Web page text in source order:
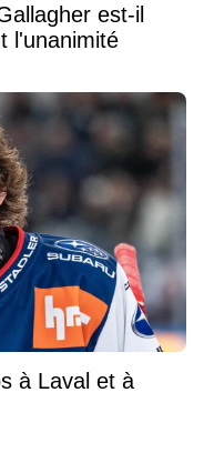
est-il
l'unanimité
à Laval et à